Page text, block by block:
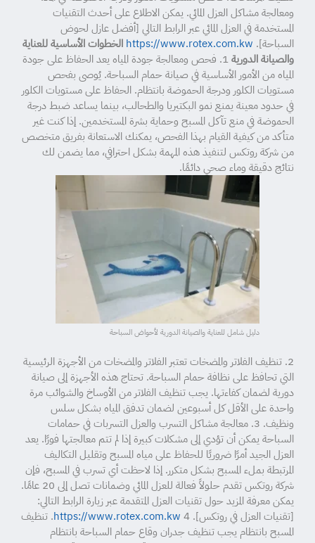
ومعالجة مشاكل العزل المائي. يمكن الاطلاع على أحدث التقنيات
المستخدمة في العزل المائي عبر الرابط التالي [أفضل عازل لحوض
السباحة]. https://www.rotex.com.kw الخطوات الأساسية للعناية
والصيانة الدورية
1. فحص ومعالجة جودة المياه يعد الحفاظ على جودة
المياه من الأمور الأساسية في صيانة حمام السباحة. يُوصى بفحص
مستويات الكلور ودرجة الحموضة بانتظام. الحفاظ على مستويات الكلور
في حدود معينة يمنع نمو البكتيريا والطحالب، بينما يساعد ضبط درجة
الحموضة في منع تآكل المسبح وحماية بشرة المستخدمين. إذا كنت غير
متأكد من كيفية القيام بهذا الفحص، يمكنك الاستعانة بفريق متخصص
من شركة روتكس لتنفيذ هذه المهمة بشكل احترافي، مما يضمن لك
نتائج دقيقة وماء صحي دائمًا.
دليل شامل للعناية والصيانة الدورية لأحواض السباحة
2. تنظيف الفلاتر والمضخات تعتبر الفلاتر والمضخات من الأجهزة الرئيسية
التي تحافظ على نظافة حمام السباحة. تحتاج هذه الأجهزة إلى صيانة
دورية لضمان كفاءتها. يجب تنظيف الفلاتر من الأوساخ والشوائب مرة
واحدة على الأقل كل أسبوعين لضمان تدفق المياه بشكل سلس
ونظيف. 3. معالجة مشاكل التسرب والعزل التسربات في حمامات
السباحة يمكن أن تؤدي إلى مشكلات كبيرة إذا لم تتم معالجتها فورًا. يعد
العزل الجيد أمرًا ضروريًا للحفاظ على مياه المسبح وتقليل التكاليف
المرتبطة بملء المسبح بشكل متكرر. إذا لاحظت أي تسرب في المسبح، فإن
شركة روتكس تقدم حلولاً فعالة للعزل المائي وضمانات تصل إلى 20 عامًا.
يمكن معرفة المزيد حول تقنيات العزل المتقدمة عبر زيارة الرابط التالي:
[تقنيات العزل في روتكس].
https://www.rotex.com.kw4. تنظيف
المسبح بانتظام يجب تنظيف جدران وقاع حمام السباحة بانتظام